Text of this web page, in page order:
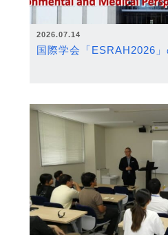
2026.07.14
国際学会「ESRAH2026